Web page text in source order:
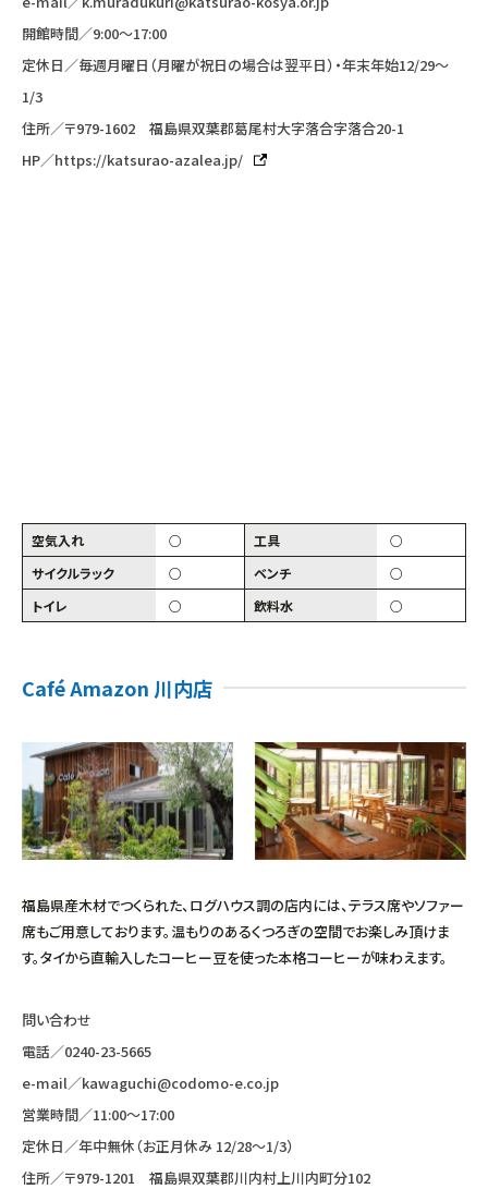
開館時間／9:00〜17:00
定休日／毎週月曜日（月曜が祝日の場合は翌平日）・年末年始12/29〜
1/3
住所／〒979-1602 福島県双葉郡葛尾村大字落合字落合20-1
HP／https://katsurao-azalea.jp/
空気入れ ○ 工具
○
サイクルラック
○ ベンチ
○
トイレ
○ 飲料水 ○
Café Amazon 川内店
福島県産木材でつくられた、ログハウス調の店内には、テラス席やソファー
席もご用意しております。温もりのあるくつろぎの空間でお楽しみ頂けま
す。タイから直輸入したコーヒー豆を使った本格コーヒーが味わえます。
問い合わせ
電話／0240-23-5665
e-mail／kawaguchi@codomo-e.co.jp
営業時間／11:00〜17:00
定休日／年中無休（お正月休み 12/28〜1/3）
住所／〒979-1201 福島県双葉郡川内村上川内町分102